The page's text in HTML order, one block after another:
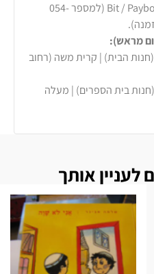
בנקאית או באפליקציות Bit / Paybox (למספר 054-
מראש):
הבית) | קרית משה (רחוב
בית הספרים) | מעלה
לעניין אותך